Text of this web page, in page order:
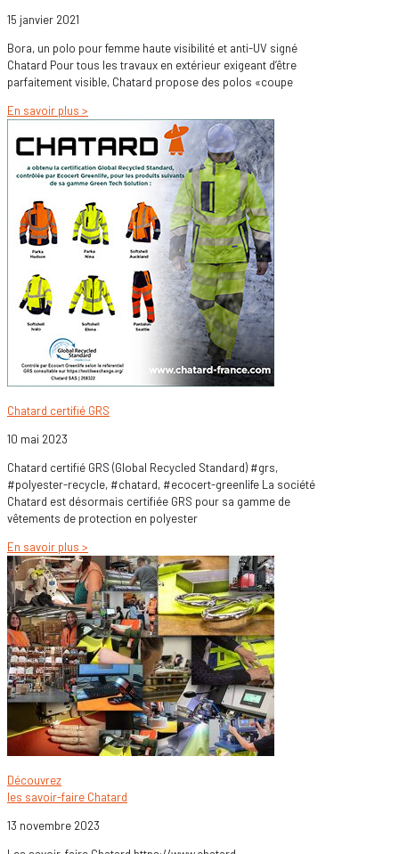
15 janvier 2021
Bora, un polo pour femme haute visibilité et anti-UV signé
Chatard Pour tous les travaux en extérieur exigeant d’être
parfaitement visible, Chatard propose des polos «coupe
En savoir plus >
Chatard certifié GRS
10 mai 2023
Chatard certifié GRS (Global Recycled Standard) #grs,
#polyester-recycle, #chatard, #ecocert-greenlife La société
Chatard est désormais certifiée GRS pour sa gamme de
vêtements de protection en polyester
En savoir plus >
Découvrez
les savoir-faire Chatard
13 novembre 2023